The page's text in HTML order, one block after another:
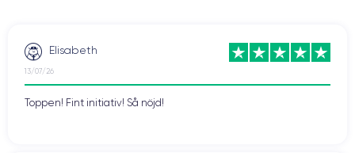
Elisabeth
13/07/26
Toppen! Fint initiativ! Så nöjd!